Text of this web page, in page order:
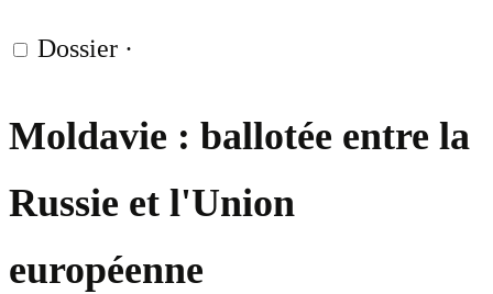
Dossier ·
Moldavie : ballotée entre la
Russie et l'Union
européenne